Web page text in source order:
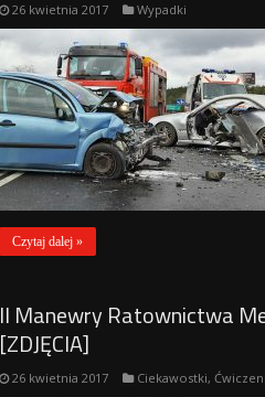
26 kwietnia 2017 Wypadki
Czytaj dalej »
II Manewry Ratownictwa
[ZDJĘCIA]
26 kwietnia 2017 Ciekawostki,